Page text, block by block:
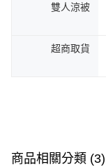
雙人涼被
超商取貨
商品相關分類 (3)